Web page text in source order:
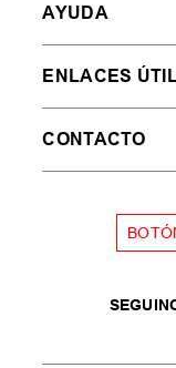
AYUDA
ENLACES
CONTACTO